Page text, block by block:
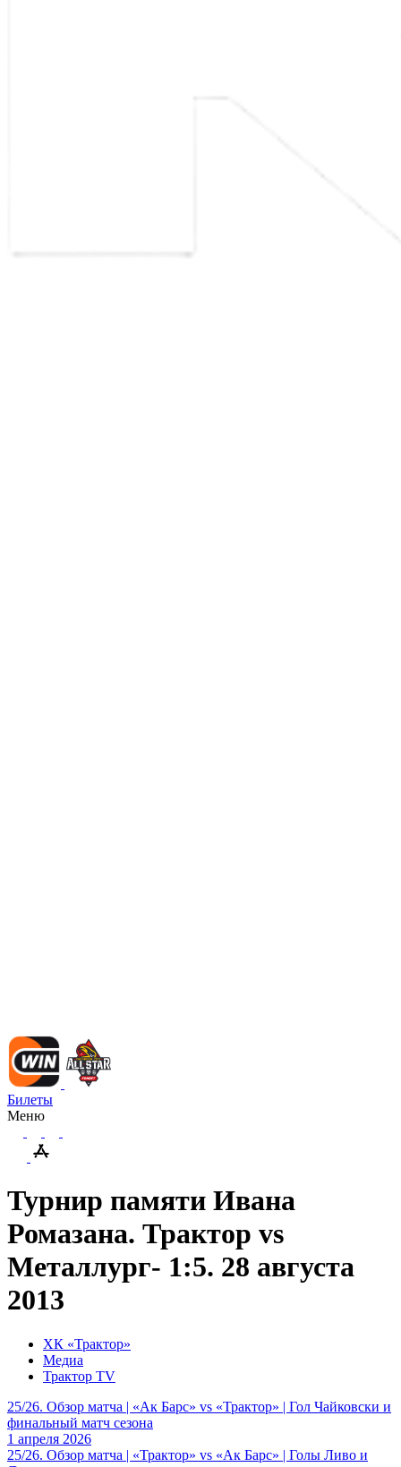
Билеты
Меню
Турнир памяти Ивана
Ромазана. Трактор vs
Металлург- 1:5. 28 августа
2013
ХК «Трактор»
Медиа
Трактор TV
25/26. Обзор матча | «Ак Барс» vs «Трактор» | Гол Чайковски и
финальный матч сезона
1 апреля 2026
25/26. Обзор матча | «Трактор» vs «Ак Барс» | Голы Ливо и